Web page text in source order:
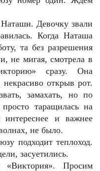
Девочку звали
Когда Наташа
та без разрешения
не мигая, смотрела в
сразу. Она
некрасиво открыв рот.
замахать, но по
таращилась на
интереснее и важнее
не было.
подходит теплоход.
засуетились.
Просим